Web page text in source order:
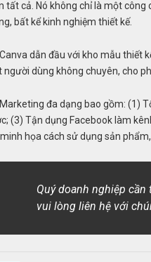
tất cả. Nó không chỉ là một
bất kể kinh nghiệm thiết kế.
dẫn đầu với kho mẫu thiết
người dùng không chuyên, cho
đa dạng bao gồm: (1)
(3) Tận dụng Facebook làm
họa cách sử dụng sản
Quý doanh nghiệp cần
vui lòng liên hệ với